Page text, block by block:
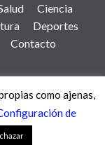
Ciencia
Deportes
Contacto
los derechos
themes.
como ajenas,
de